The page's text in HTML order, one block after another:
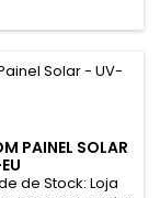
PAINEL SOLAR
de Stock: Loja